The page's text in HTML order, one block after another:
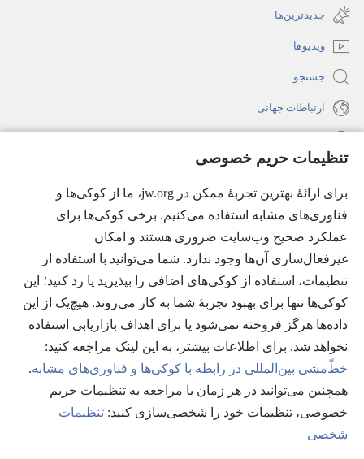
تنظیمات حریم خصوصی
برای ارائهٔ بهترین تجربهٔ ممکن در jw.org، ما از کوکی‌ها و
فناوری‌های مشابه استفاده می‌کنیم. برخی کوکی‌ها برای
عملکرد صحیح وب‌سایت ضروری هستند و امکان
غیرفعال‌سازی آن‌ها وجود ندارد. شما می‌توانید با استفاده از
تنظیمات، استفاده از کوکی‌های اضافی را بپذیرید یا رد کنید؛ این
کوکی‌ها تنها برای بهبود تجربهٔ شما به کار می‌روند. هیچ‌یک از این
داده‌ها هرگز فروخته نمی‌شود یا برای اهداف بازاریابی استفاده
نخواهد شد. برای اطلاعات بیشتر، به این لینک مراجعه کنید:‏
خطّ‌مشی بین‌المللی در رابطه با کوکی‌ها و فناوری‌های مشابه.
همچنین می‌توانید در هر زمان با مراجعه به تنظیمات حریم
خصوصی، تنظیمات خود را شخصی‌سازی کنید:‏ تنظیمات
شخصی
می‌شود)
جدید
باز
می‌شود)
جدیدترین‌ها
ویدیوها
جستجو
ارتباطات جهانی
(پنجره‌ای
جدید
می‌شود)
(پنجره‌ای
جدید
می‌شود)
JW Hub
®
(پنجره‌ای
باز
می‌شود)
®
JW Library
Watchtower Library
© 2026 Watch Tower Bible and Tract Society of Pennsylvania.